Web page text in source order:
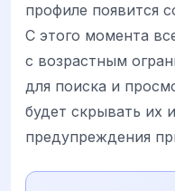
профиле появится
С этого момента
с возрастным
для поиска и
будет скрывать их
предупреждения